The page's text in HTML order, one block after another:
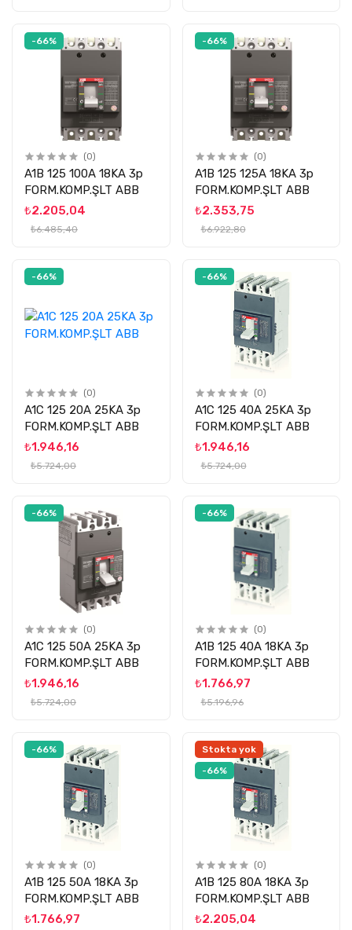
-66%
(0)
A1B 125 100A 18KA 3p
FORM.KOMP.ŞLT ABB
₺2.205,04
₺6.485,40
-66%
(0)
A1B 125 125A 18KA 3p
FORM.KOMP.ŞLT ABB
₺2.353,75
₺6.922,80
-66%
(0)
A1C 125 20A 25KA 3p
FORM.KOMP.ŞLT ABB
₺1.946,16
₺5.724,00
-66%
(0)
A1C 125 40A 25KA 3p
FORM.KOMP.ŞLT ABB
₺1.946,16
₺5.724,00
-66%
(0)
A1C 125 50A 25KA 3p
FORM.KOMP.ŞLT ABB
₺1.946,16
₺5.724,00
-66%
(0)
A1B 125 40A 18KA 3p
FORM.KOMP.ŞLT ABB
₺1.766,97
₺5.196,96
-66%
(0)
A1B 125 50A 18KA 3p
FORM.KOMP.ŞLT ABB
₺1.766,97
Stokta yok
-66%
(0)
A1B 125 80A 18KA 3p
FORM.KOMP.ŞLT ABB
₺2.205,04